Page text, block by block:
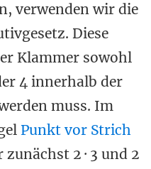
verwenden wir die
Diese
Klammer sowohl
4 innerhalb der
muss. Im
Punkt vor Strich
2 · 3 und 2